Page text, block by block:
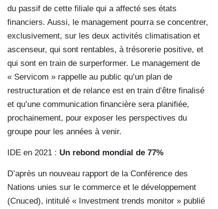
du passif de cette filiale qui a affecté ses états
financiers. Aussi, le management pourra se concentrer,
exclusivement, sur les deux activités climatisation et
ascenseur, qui sont rentables, à trésorerie positive, et
qui sont en train de surperformer. Le management de
« Servicom » rappelle au public qu’un plan de
restructuration et de relance est en train d’être finalisé
et qu’une communication financière sera planifiée,
prochainement, pour exposer les perspectives du
groupe pour les années à venir.
IDE en 2021 : Un rebond mondial de 77%
D’après un nouveau rapport de la Conférence des
Nations unies sur le commerce et le développement
(Cnuced), intitulé « Investment trends monitor » publié